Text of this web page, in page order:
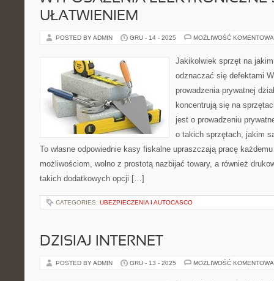
UŁATWIENIEM
POSTED BY ADMIN GRU - 14 - 2025 MOŻLIWOŚĆ
Jakikolwiek sprzęt na
odznaczać się defektami
prowadzenia prywatnej
koncentrują się na
jest o prowadzeniu
o takich sprzętach, jakim
To własne odpowiednie kasy fiskalne upraszczają pracę
możliwościom, wolno z prostotą nazbijać towary, a również
takich dodatkowych opcji […]
CATEGORIES: UBEZPIECZENIA I AUTOCASCO
DZISIAJ INTERNET
POSTED BY ADMIN GRU - 13 - 2025 MOŻLIWOŚĆ